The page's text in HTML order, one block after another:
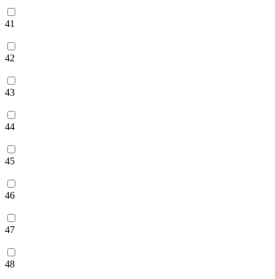
41
42
43
44
45
46
47
48